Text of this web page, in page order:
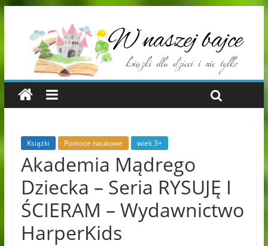
Książki Pomoce naukowe wiek 3+
Akademia Mądrego
Dziecka – Seria RYSUJĘ I
ŚCIERAM – Wydawnictwo
HarperKids